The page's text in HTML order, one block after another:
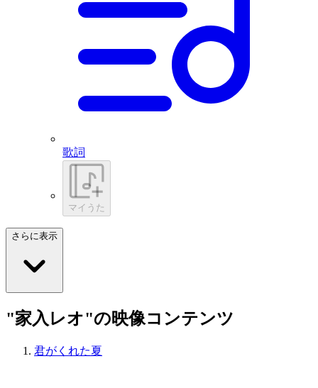
歌詞
マイうた
さらに表示
"家入レオ"の映像コンテンツ
君がくれた夏